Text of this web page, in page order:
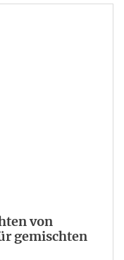
von
gemischten